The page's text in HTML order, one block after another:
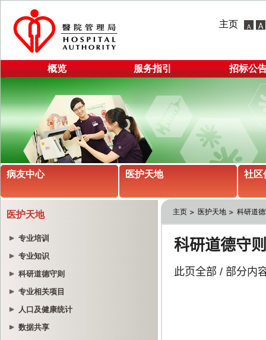
主页
概览 服务指引 招标公
病友中心 医护天地 社区
医护天地
专业培训
专业知识
科研道德守则
专业相关项目
人口及健康统计
数据共享
主页 医护天地 科研道